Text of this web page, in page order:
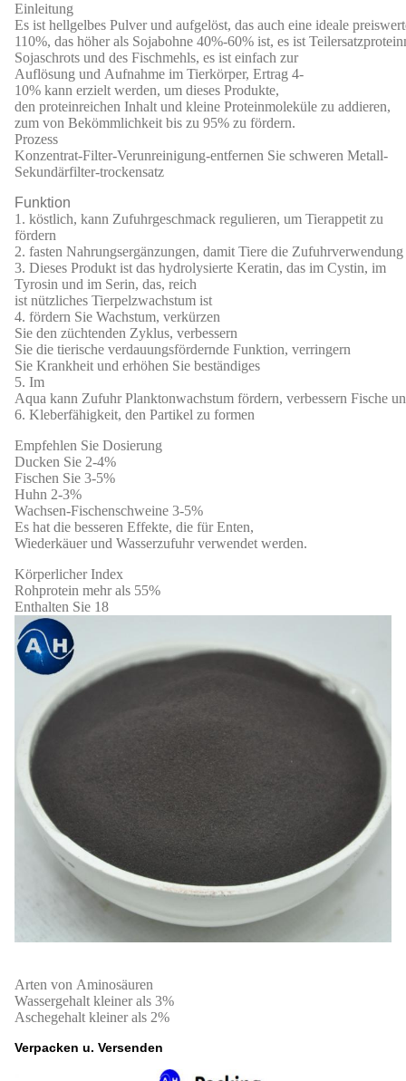
Einleitung
Es ist hellgelbes Pulver und aufgelöst, das auch eine ideale
110%, das höher als Sojabohne 40%-60% ist, es ist
Sojaschrots und des Fischmehls, es ist einfach zur
Auflösung und Aufnahme im Tierkörper, Ertrag 4-
10% kann erzielt werden, um dieses Produkte,
den proteinreichen Inhalt und kleine Proteinmoleküle zu addieren,
zum von Bekömmlichkeit bis zu 95% zu fördern.
Prozess
Konzentrat-Filter-Verunreinigung-entfernen Sie schweren Metall-
Sekundärfilter-trockensatz
Funktion
1. köstlich, kann Zufuhrgeschmack regulieren, um Tierappetit zu
fördern
2. fasten Nahrungsergänzungen, damit Tiere die Zufuhrverwendung
3. Dieses Produkt ist das hydrolysierte Keratin, das im Cystin, im
Tyrosin und im Serin, das, reich
ist nützliches Tierpelzwachstum ist
4. fördern Sie Wachstum, verkürzen
Sie den züchtenden Zyklus, verbessern
Sie die tierische verdauungsfördernde Funktion, verringern
Sie Krankheit und erhöhen Sie beständiges
5. Im
Aqua kann Zufuhr Planktonwachstum fördern, verbessern Fische
6. Kleberfähigkeit, den Partikel zu formen
Empfehlen Sie Dosierung
Ducken Sie 2-4%
Fischen Sie 3-5%
Huhn 2-3%
Wachsen-Fischenschweine 3-5%
Es hat die besseren Effekte, die für Enten,
Wiederkäuer und Wasserzufuhr verwendet werden.
Körperlicher Index
Rohprotein mehr als 55%
Enthalten Sie 18
Arten von Aminosäuren
Wassergehalt kleiner als 3%
Aschegehalt kleiner als 2%
Verpacken u. Versenden